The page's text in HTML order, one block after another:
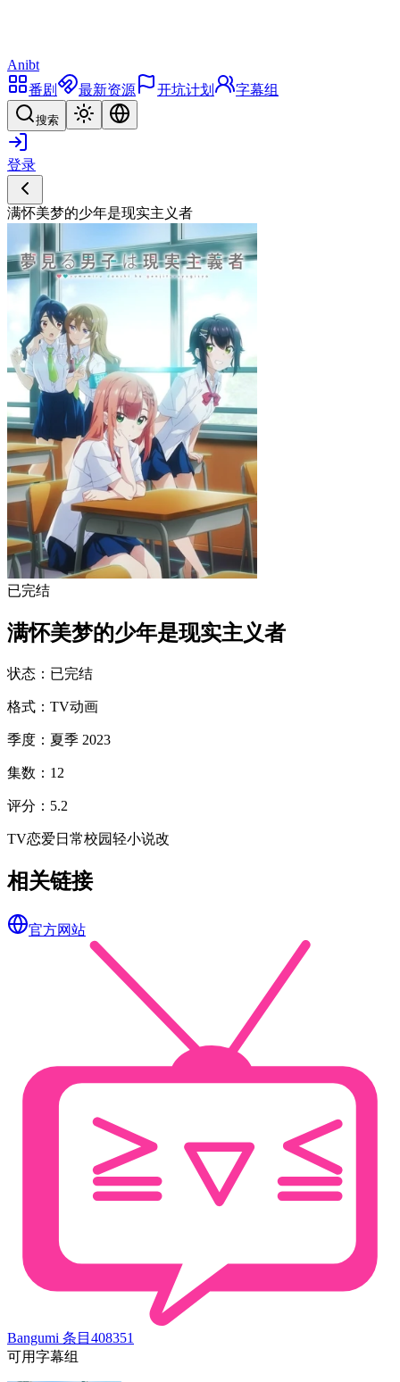
Anibt
番剧
最新资源 开坑计划 字幕组
搜索
登录
满怀美梦的少年是现实主义者
已完结
满怀美梦的少年是现实主义者
状态 ： 已完结
格式 ： TV动画
季度 ： 夏季 2023
集数 ： 12
评分 ： 5.2
TV恋爱 日常校园轻小说改
相关链接
官方网站
Bangumi 条目 408351
可用字幕组